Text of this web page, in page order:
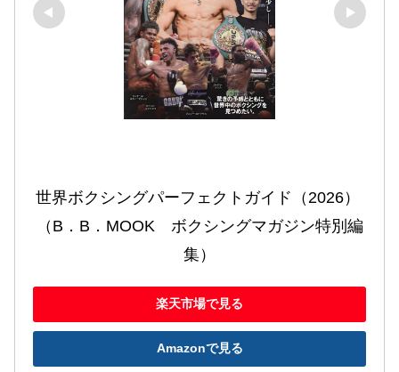
世界ボクシングパーフェクトガイド（2026）
（B．B．MOOK　ボクシングマガジン特別編
集）
楽天市場で見る
Amazonで見る